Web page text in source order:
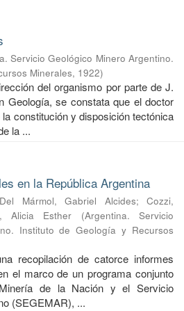
Servicio Geológico Minero Argentino.
Minerales, 1922)
del organismo por parte de J.
Geología, se constata que el doctor
constitución y disposición tectónica
la ...
en la República Argentina
Del Mármol, Gabriel Alcides;Cozzi,
Alicia Esther (Argentina. Servicio
Instituto de Geología y Recursos
recopilación de catorce informes
el marco de un programa conjunto
de la Nación y el Servicio
(SEGEMAR), ...